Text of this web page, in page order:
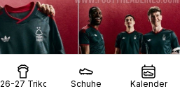
26-27 Trikots Schuhe Kalender